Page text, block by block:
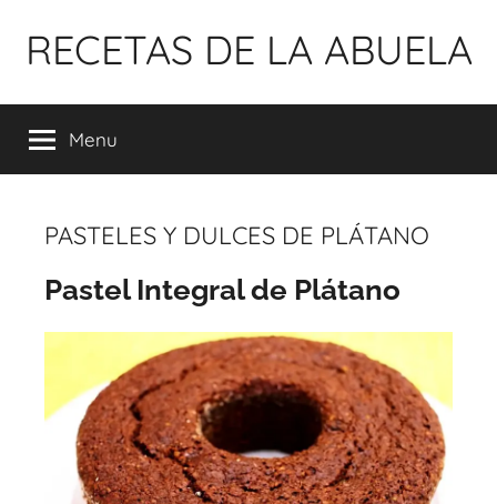
para
conteúdo
RECETAS DE LA ABUELA
Menu
PASTELES Y DULCES DE PLÁTANO
Pastel Integral de Plátano